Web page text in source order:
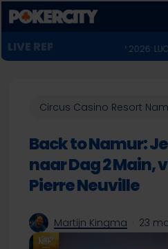
Skip
to
main
content
POKERNIEUWS
Event ♣︎ WSOP 2026: LUCAS
Circus Casino Resort
Back to Namur:
naar Dag 2 Main,
Pierre Neuville
Martijn Kingma 23